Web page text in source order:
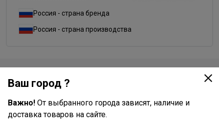
Россия - страна бренда
Россия - страна производства
Доставка
оформлении заказа.
Ваш город ?
Важно! От выбранного города зависят, наличие и
доставка товаров на сайте.